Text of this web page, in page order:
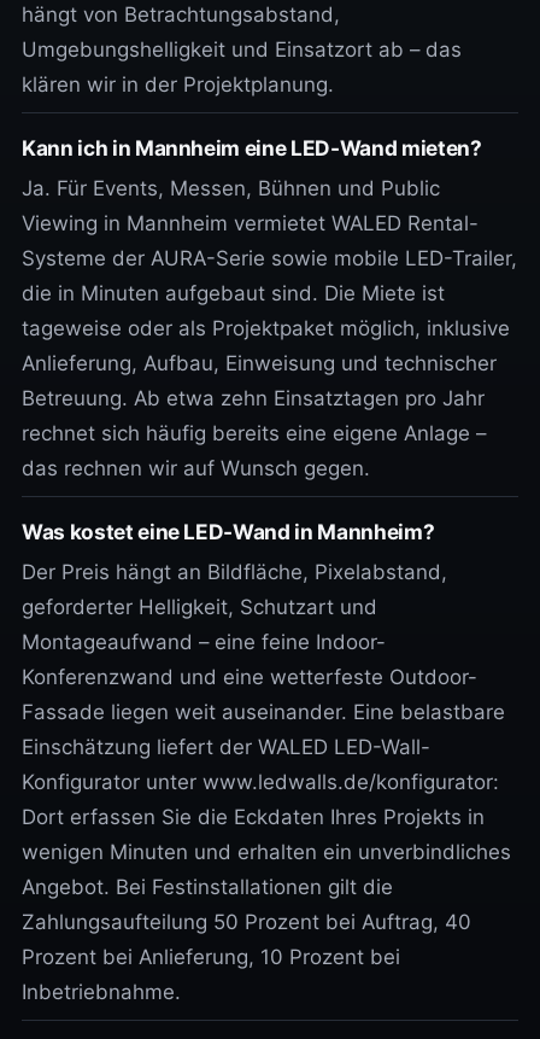
hängt von Betrachtungsabstand,
Umgebungshelligkeit und Einsatzort ab – das
klären wir in der Projektplanung.
Kann ich in Mannheim eine LED-Wand mieten?
Ja. Für Events, Messen, Bühnen und Public
Viewing in Mannheim vermietet WALED Rental-
Systeme der AURA-Serie sowie mobile LED-Trailer,
die in Minuten aufgebaut sind. Die Miete ist
tageweise oder als Projektpaket möglich, inklusive
Anlieferung, Aufbau, Einweisung und technischer
Betreuung. Ab etwa zehn Einsatztagen pro Jahr
rechnet sich häufig bereits eine eigene Anlage –
das rechnen wir auf Wunsch gegen.
Was kostet eine LED-Wand in Mannheim?
Der Preis hängt an Bildfläche, Pixelabstand,
geforderter Helligkeit, Schutzart und
Montageaufwand – eine feine Indoor-
Konferenzwand und eine wetterfeste Outdoor-
Fassade liegen weit auseinander. Eine belastbare
Einschätzung liefert der WALED LED-Wall-
Konfigurator unter www.ledwalls.de/konfigurator:
Dort erfassen Sie die Eckdaten Ihres Projekts in
wenigen Minuten und erhalten ein unverbindliches
Angebot. Bei Festinstallationen gilt die
Zahlungsaufteilung 50 Prozent bei Auftrag, 40
Prozent bei Anlieferung, 10 Prozent bei
Inbetriebnahme.